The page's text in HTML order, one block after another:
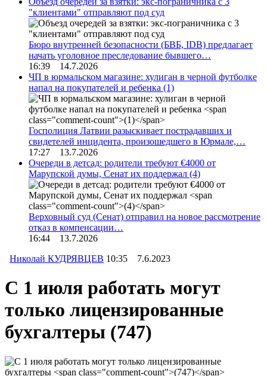
"клиентами" отправляют под суд
Бюро внутренней безопасности (БВБ, IDB) предлагает
начать уголовное преследование бывшего…
16:39 14.7.2026
ЧП в юрмальском магазине: хулиган в черной футболке
напал на покупателей и ребенка (1)
Госполиция Латвии разыскивает пострадавших и
свидетелей инцидента, произошедшего в Юрмале,…
17:27 13.7.2026
Очереди в детсад: родители требуют €4000 от
Марупской думы, Сенат их поддержал (4)
Верховный суд (Сенат) отправил на новое рассмотрение
отказ в компенсации…
16:44 13.7.2026
Николай КУДРЯВЦЕВ 10:35 7.6.2023
С 1 июля работать могут
только лицензированные
бухгалтеры (747)